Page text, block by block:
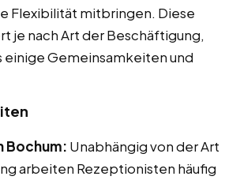
Flexibilität mitbringen. Diese
je nach Art der Beschäftigung,
Gemeinsamkeiten und
Bochum: Unabhängig von der Art
arbeiten Rezeptionisten häufig